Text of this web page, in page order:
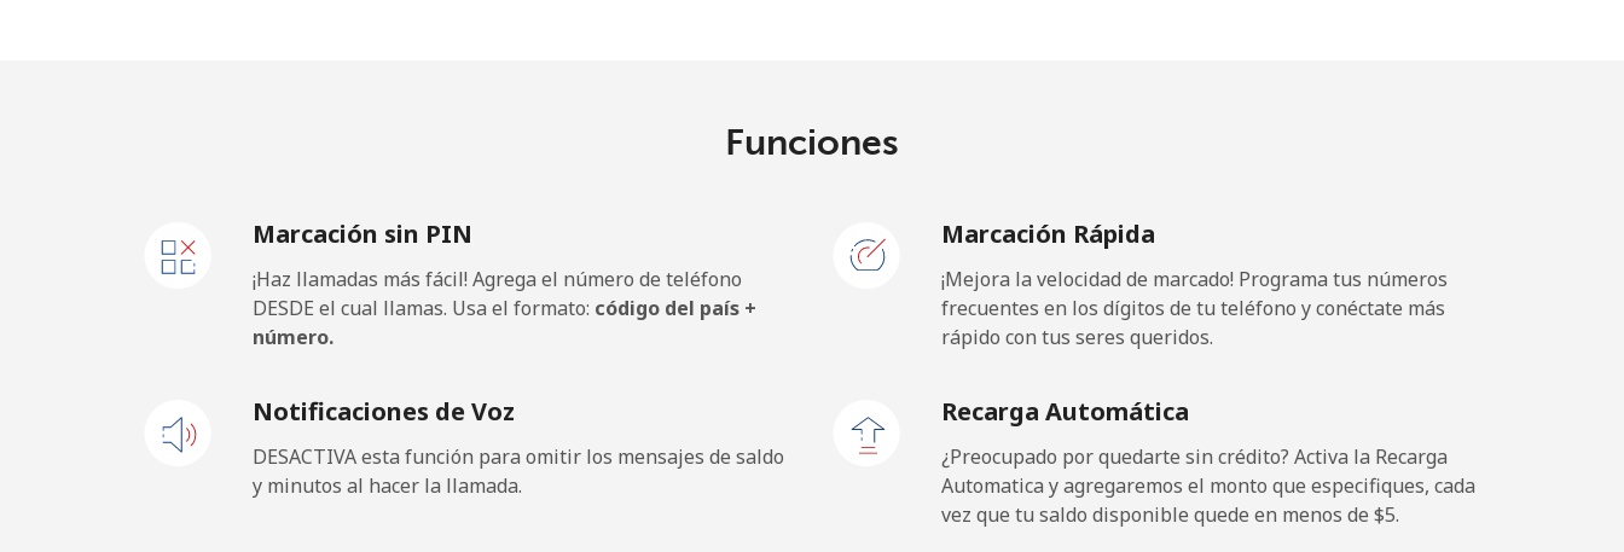
Celular 9 min por ⁦$10⁩
San Marino
Celular 62 min por ⁦$10⁩
Sao Tome And Principe
Funciones
Marcación sin PIN
¡Haz llamadas más fácil! Agrega el número de teléfono
DESDE el cual llamas. Usa el formato: código del país +
número.
Marcación Rápida
¡Mejora la velocidad de marcado! Programa tus números
frecuentes en los dígitos de tu teléfono y conéctate más
rápido con tus seres queridos.
Notificaciones de Voz
DESACTIVA esta función para omitir los mensajes de saldo
y minutos al hacer la llamada.
Recarga Automática
¿Preocupado por quedarte sin crédito? Activa la Recarga
Automatica y agregaremos el monto que especifiques, cada
vez que tu saldo disponible quede en menos de ⁦$5⁩.